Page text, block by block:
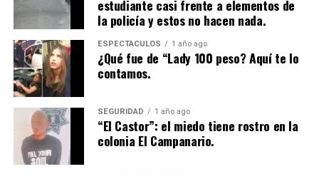
estudiante casi frente a elementos de
la policía y estos no hacen nada.
ESPECTÁCULOS 1 año ago
¿Qué fue de “Lady 100 peso? Aquí te lo
contamos.
SEGURIDAD 1 año ago
“El Castor”: el miedo tiene rostro en la
colonia El Campanario.